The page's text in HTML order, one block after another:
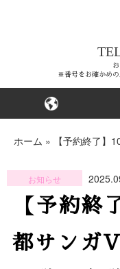
※番号をお確かめの
ホーム » 【予約終了】
お知らせ
【予約終
都サンガ